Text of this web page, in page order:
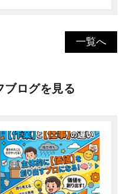
一覧へ
ブログを見る